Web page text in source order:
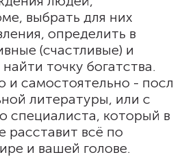
выбрать для них
определить в
(счастливые) и
точку богатства.
и самостоятельно -
литературы, или с
который в
расставит всё по
и вашей голове.